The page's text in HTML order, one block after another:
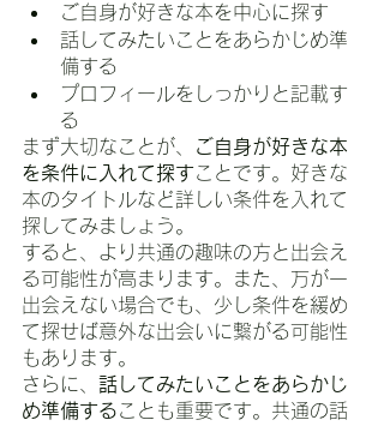
ご自身が好きな本を中心に探す
話してみたいことをあらかじめ準
備する
プロフィールをしっかりと記載す
る
まず大切なことが、
ご自身が好きな本
を条件に入れて探すことです。好きな
本のタイトルなど詳しい条件を入れて
探してみましょう。
すると、より共通の趣味の方と出会え
る可能性が高まります。また、万が一
出会えない場合でも、少し条件を緩め
て探せば意外な出会いに繋がる可能性
もあります。
さらに、 話してみたいことをあらかじ
め準備することも重要です。共通の話